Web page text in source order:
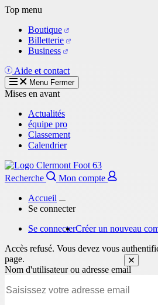
Aller
contenu
principal
Top menu
Boutique
Billetterie
Business
Aide et contact
Menu Fermer
Mises en avant
Actualités
équipe pro
Classement
Calendrier
Recherche
Mon compte
Accueil
Se connecter
Onglets
principaux
Se connecterCréer un nouveau
Message
d'erreur
Accès refusé. Vous devez vous
page.
Nom d'utilisateur ou adresse email